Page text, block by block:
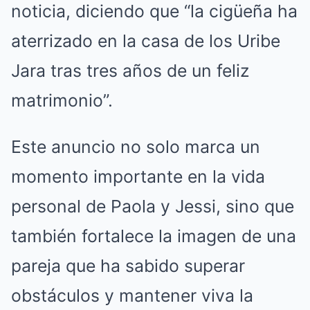
noticia, diciendo que “la cigüeña ha
aterrizado en la casa de los Uribe
Jara tras tres años de un feliz
matrimonio”.
Este anuncio no solo marca un
momento importante en la vida
personal de Paola y Jessi, sino que
también fortalece la imagen de una
pareja que ha sabido superar
obstáculos y mantener viva la